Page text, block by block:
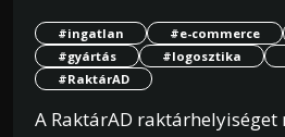
#ingatlan #e-commerce
#gyártás
#logosztika
#RaktárAD
A RaktárAD raktárhelyiséget